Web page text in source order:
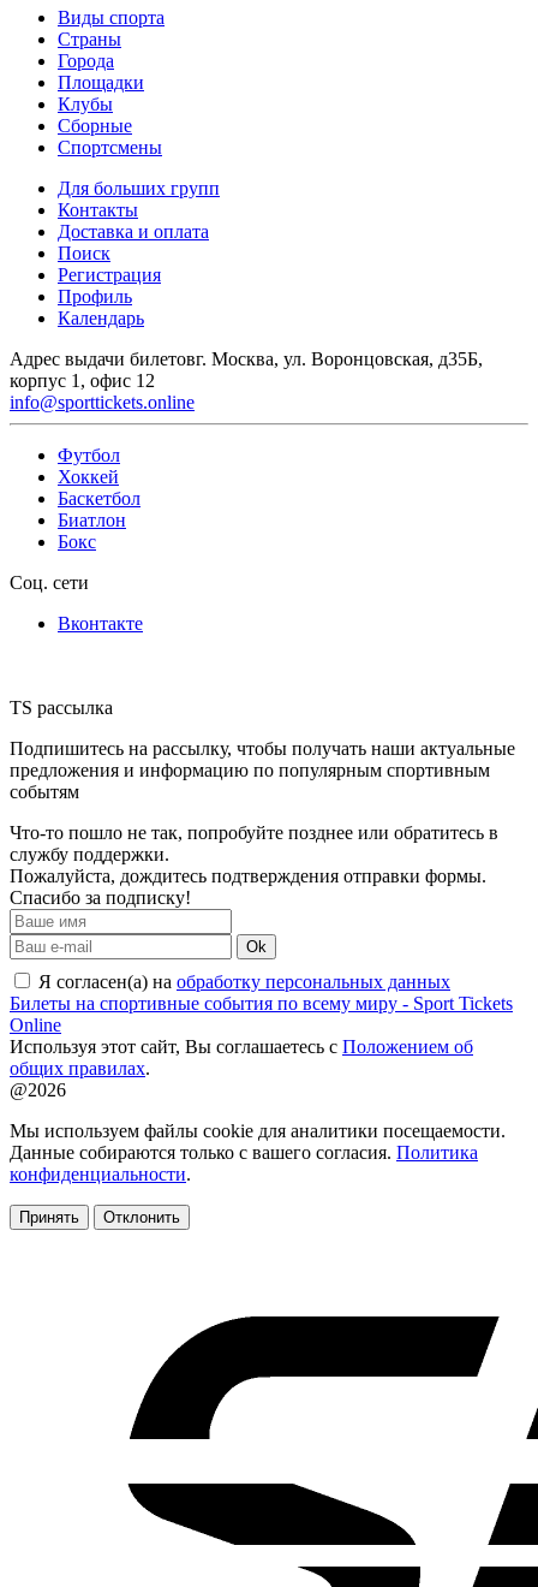
Виды спорта
Страны
Города
Площадки
Клубы
Сборные
Спортсмены
Для больших групп
Контакты
Доставка и оплата
Поиск
Регистрация
Профиль
Календарь
Адрес выдачи билетовг. Москва, ул. Воронцовская, д35Б,
корпус 1, офис 12
info@sporttickets.online
Футбол
Хоккей
Баскетбол
Биатлон
Бокс
Соц. сети
Вконтакте
TS рассылка
Подпишитесь на рассылку, чтобы получать наши актуальные
предложения и информацию по популярным спортивным
событям
Что-то пошло не так, попробуйте позднее или обратитесь в
службу поддержки.
Пожалуйста, дождитесь подтверждения отправки формы.
Спасибо за подписку!
Ok
Я согласен(а) на обработку персональных данных
Билеты на спортивные события по всему миру - Sport Tickets
Online
Используя этот сайт, Вы соглашаетесь с Положением об
общих правилах.
@2026
Мы используем файлы cookie для аналитики посещаемости.
Данные собираются только с вашего согласия. Политика
конфиденциальности.
Принять Отклонить